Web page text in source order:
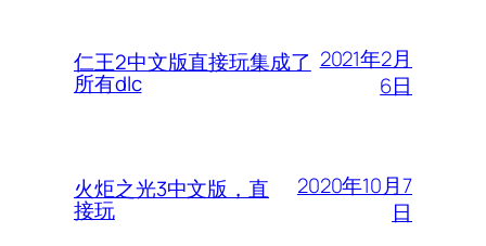
仁王2中文版直接玩集成了
所有dlc
2021年2月
6日
火炬之光3中文版，直
接玩
2020年10月7
日